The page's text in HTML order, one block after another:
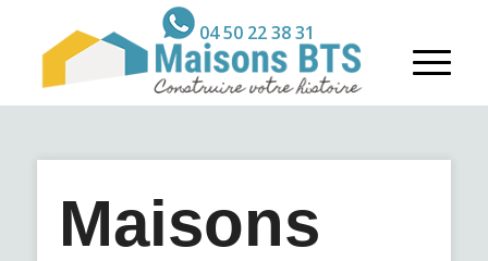
04 50 22 38 31
Maisons